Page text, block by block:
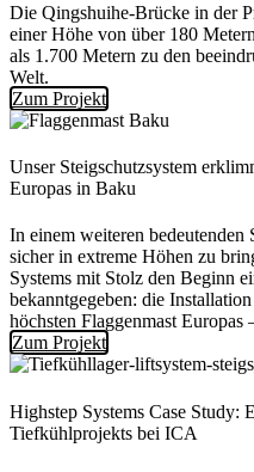
Die Qingshuihe-Brücke in der
einer Höhe von über 180
als 1.700 Metern zu den
Welt.
Zum Projekt
Unser Steigschutzsystem
Europas in Baku
In einem weiteren bedeutenden
sicher in extreme Höhen zu
Systems mit Stolz den Beginn
bekanntgegeben: die
höchsten Flaggenmast
Zum Projekt
Highstep Systems Case Study:
Tiefkühlprojekts bei ICA